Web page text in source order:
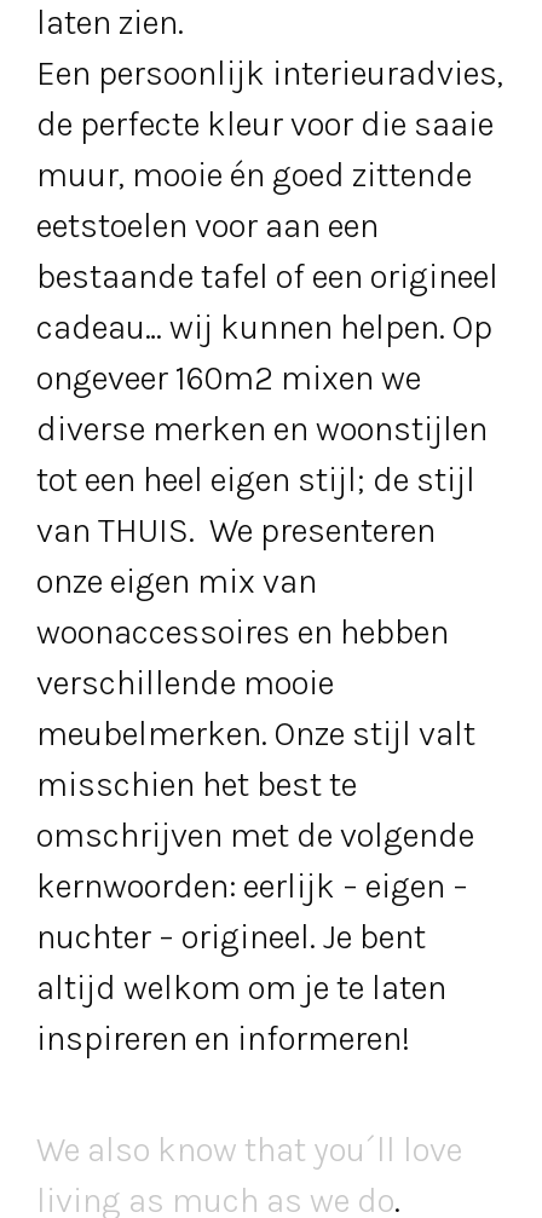
laten zien.
Een persoonlijk interieuradvies,
de perfecte kleur voor die saaie
muur, mooie én goed zittende
eetstoelen voor aan een
bestaande tafel of een origineel
cadeau… wij kunnen helpen. Op
ongeveer 160m2 mixen we
diverse merken en woonstijlen
tot een heel eigen stijl; de stijl
van THUIS. We presenteren
onze eigen mix van
woonaccessoires en hebben
verschillende mooie
meubelmerken. Onze stijl valt
misschien het best te
omschrijven met de volgende
kernwoorden: eerlijk – eigen –
nuchter – origineel. Je bent
altijd welkom om je te laten
inspireren en informeren!
We also know that you´ll love
living as much as we do.